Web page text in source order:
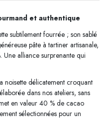
et authentique
subtilement fourrée ; son sablé
pâte à tartiner artisanale,
alliance surprenante qui
noisette délicatement croquant
dans nos ateliers, sans
en valeur 40 % de cacao
sélectionnées pour un